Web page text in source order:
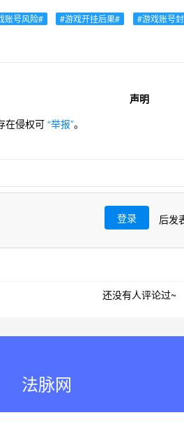
账号风险# #游戏开挂后果# #游戏账号
声明
在侵权可 “举报”。
登录 后发
还没有人评论过~
法脉网